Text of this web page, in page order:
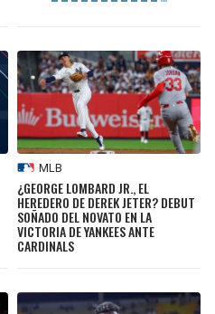
MLB
¿GEORGE LOMBARD JR., EL
HEREDERO DE DEREK JETER? DEBUT
SOÑADO DEL NOVATO EN LA
VICTORIA DE YANKEES ANTE
CARDINALS